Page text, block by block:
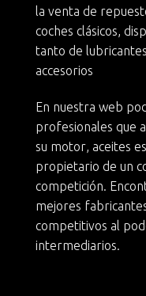
la venta de
coches clásicos,
tanto de
accesorios
En nuestra web
profesionales que
su motor, aceites
propietario de un
competición.
mejores
competitivos al
intermediarios.